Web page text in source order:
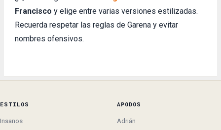
Francisco y elige entre varias versiones estilizadas.
Recuerda respetar las reglas de Garena y evitar
nombres ofensivos.
ESTILOS
Insanos
APODOS
Adrián